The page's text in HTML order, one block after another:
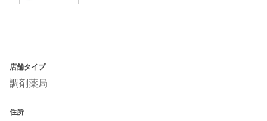
店舗タイプ
調剤薬局
住所